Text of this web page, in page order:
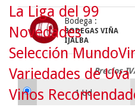
Bodega :
BODEGAS VIÑA
IJALBA
Precios
1 Ud
La Liga del 99
Novedades
Selección
Variedades de Uva
Vinos